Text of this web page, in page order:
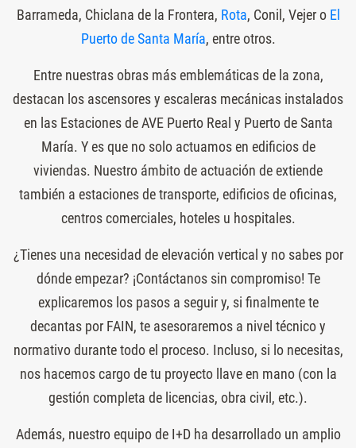
Barrameda, Chiclana de la Frontera, Rota, Conil, Vejer o El
Puerto de Santa María, entre otros.
Entre nuestras obras más emblemáticas de la zona,
destacan los ascensores y escaleras mecánicas instalados
en las Estaciones de AVE Puerto Real y Puerto de Santa
María. Y es que no solo actuamos en edificios de
viviendas. Nuestro ámbito de actuación de extiende
también a estaciones de transporte, edificios de oficinas,
centros comerciales, hoteles u hospitales.
¿Tienes una necesidad de elevación vertical y no sabes por
dónde empezar? ¡Contáctanos sin compromiso! Te
explicaremos los pasos a seguir y, si finalmente te
decantas por FAIN, te asesoraremos a nivel técnico y
normativo durante todo el proceso. Incluso, si lo necesitas,
nos hacemos cargo de tu proyecto llave en mano (con la
gestión completa de licencias, obra civil, etc.).
Además, nuestro equipo de I+D ha desarrollado un amplio